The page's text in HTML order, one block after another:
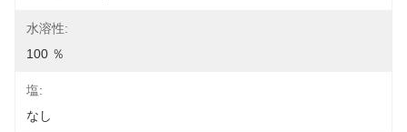
水溶性:
100 ％
塩:
なし